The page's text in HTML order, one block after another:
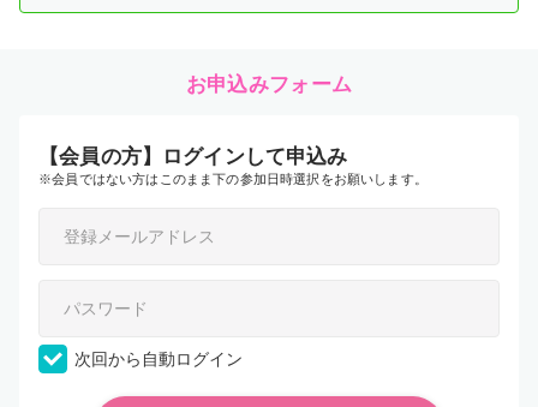
お申込みフォーム
【会員の方】ログインして申込み
※会員ではない方はこのまま下の参加日時選択をお願いします。
次回から自動ログイン